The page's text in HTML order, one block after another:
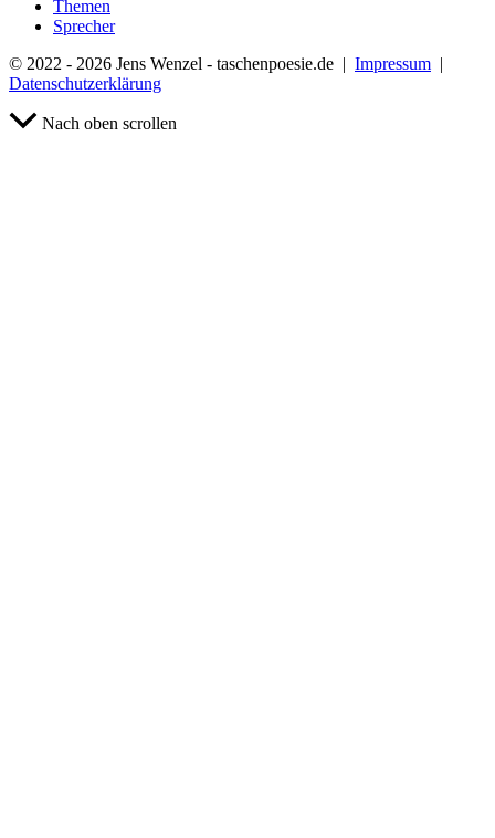
Themen
Sprecher
© 2022 - 2026 Jens Wenzel - taschenpoesie.de | Impressum |
Datenschutzerklärung
Nach oben scrollen